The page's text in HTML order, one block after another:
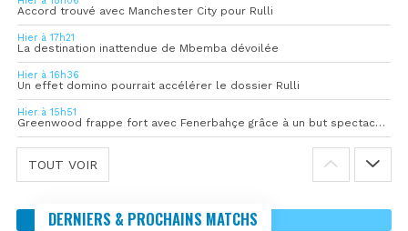
Accord trouvé avec Manchester City pour Rulli
Hier à 17h21
La destination inattendue de Mbemba dévoilée
Hier à 16h36
Un effet domino pourrait accélérer le dossier Rulli
Hier à 15h51
Greenwood frappe fort avec Fenerbahçe grâce à un but spectaculaire
TOUT VOIR
DERNIERS & PROCHAINS MATCHS